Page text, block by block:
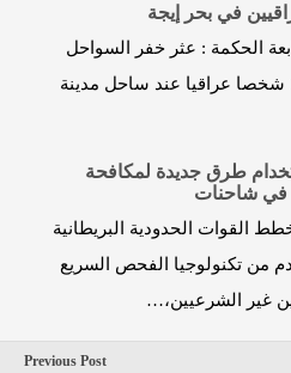
في بحر إيجة
الحكمة : عثر خفر السواحل
التركي على جثث 15 شخصا عراقيا عند ساحل مدينة
طرق جديدة لمكافحة
في شاحنات
القوات الحدودية البريطانية
من تكنولوجيا الفحص السريع
غير الشرعيين،…
Previous Post